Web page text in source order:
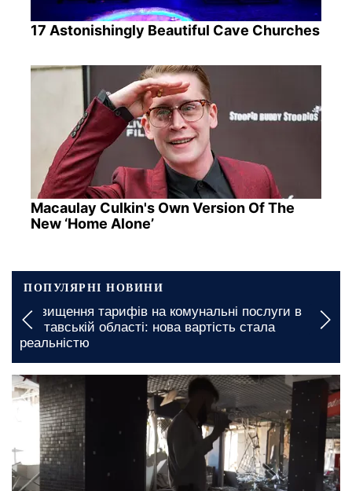
17 Astonishingly Beautiful Cave Churches
Macaulay Culkin's Own Version Of The
New ‘Home Alone’
ПОПУЛЯРНІ НОВИНИ
Підвищення тарифів на комунальні послуги в
Полтавській області: нова вартість стала
реальністю
17 вересня, 17:40